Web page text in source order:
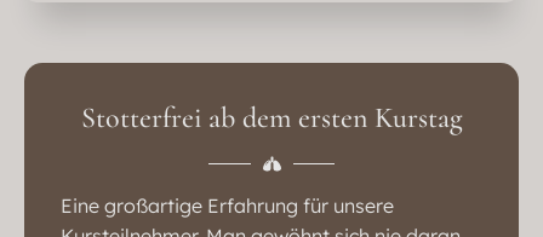
Stotterfrei ab dem ersten Kurstag
Eine großartige Erfahrung für unsere